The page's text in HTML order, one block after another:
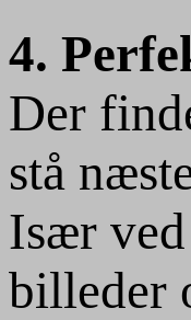
4.
Der
stå
Især
billeder